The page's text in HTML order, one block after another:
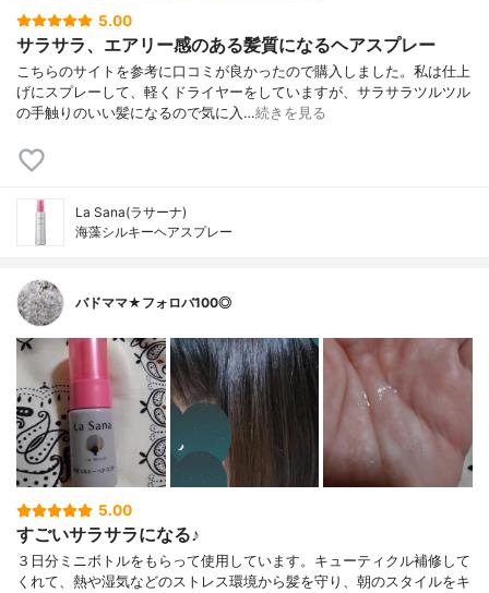
5.00
サラサラ、エアリー感のある髪質になるヘアスプレー
こちらのサイトを参考に口コミが良かったので購入しました。私は仕上
げにスプレーして、軽くドライヤーをしていますが、サラサラツルツル
の手触りのいい髪になるので気に入…続きを見る
La Sana(ラサーナ)
海藻シルキーヘアスプレー
バドママ★フォロバ100◎
5.00
すごいサラサラになる♪
３日分ミニボトルをもらって使用しています。キューティクル補修して
くれて、熱や湿気などのストレス環境から髪を守り、朝のスタイルをキ